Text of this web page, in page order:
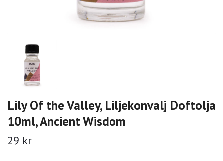
Lily Of the Valley, Liljekonvalj Doftolja
10ml, Ancient Wisdom
29 kr